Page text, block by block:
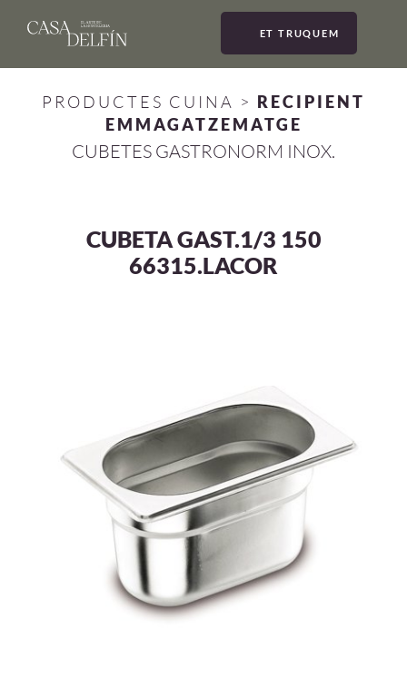
ET TRUQUEM
PRODUCTES CUINA > RECIPIENT
EMMAGATZEMATGE
CUBETES GASTRONORM INOX.
CUBETA GAST.1/3 150
66315.LACOR